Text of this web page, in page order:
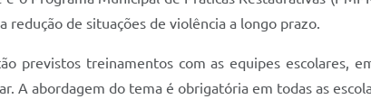
redução de situações de violência a longo prazo.
previstos treinamentos com as equipes escolares,
A abordagem do tema é obrigatória em todas as